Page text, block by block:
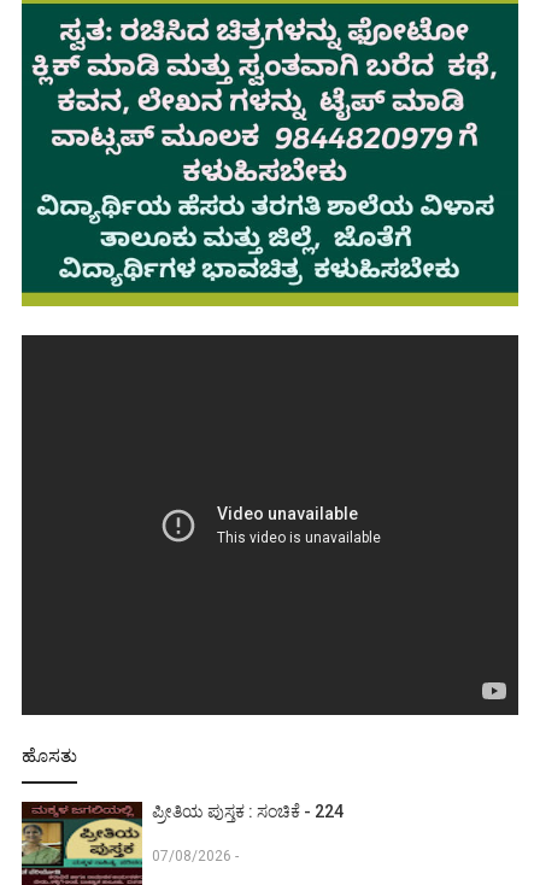
ಹೊಸತು
ಪ್ರೀತಿಯ ಪುಸ್ತಕ : ಸಂಚಿಕೆ - 224
07/08/2026 -